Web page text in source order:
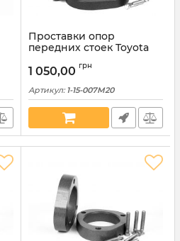
Проставки опор
передних стоек Toyota
007М20)
1 050,00 грн
Артикул: 1-15-007M20